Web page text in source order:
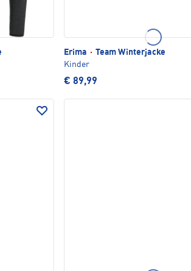
Erima · Team Winterjacke
Kinder
€ 89,99